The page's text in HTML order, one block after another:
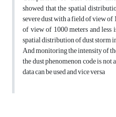
showed that the spatial
severe dust with a field of view
of view of 1000 meters and
spatial distribution of dust storm
And monitoring the intensity of
the dust phenomenon code is
data can be used and vice versa